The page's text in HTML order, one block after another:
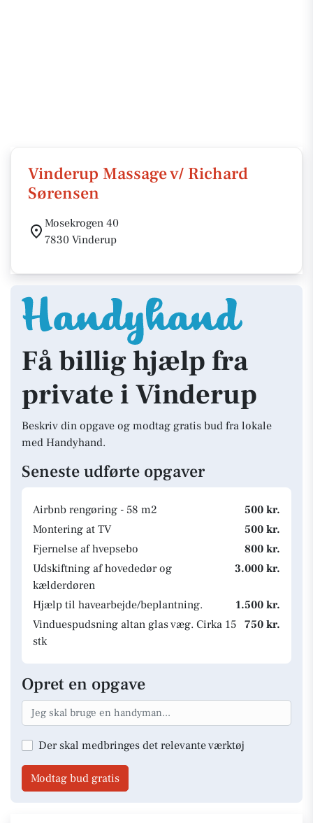
Vinderup Massage v/ Richard
Sørensen
Mosekrogen 40
7830 Vinderup
Få billig hjælp fra
private i Vinderup
Beskriv din opgave og modtag gratis bud fra lokale
med Handyhand.
Seneste udførte opgaver
Airbnb rengøring - 58 m2
500 kr.
Montering at TV
500 kr.
Fjernelse af hvepsebo
800 kr.
Udskiftning af hovededør og
kælderdøren
3.000 kr.
Hjælp til havearbejde/beplantning.
1.500 kr.
Vinduespudsning altan glas væg. Cirka 15
stk
750 kr.
Opret en opgave
Der skal medbringes det relevante værktøj
Modtag bud gratis